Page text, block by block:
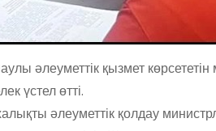
әлеуметтік қызмет
үстел өтті.
әлеуметтік қолдау